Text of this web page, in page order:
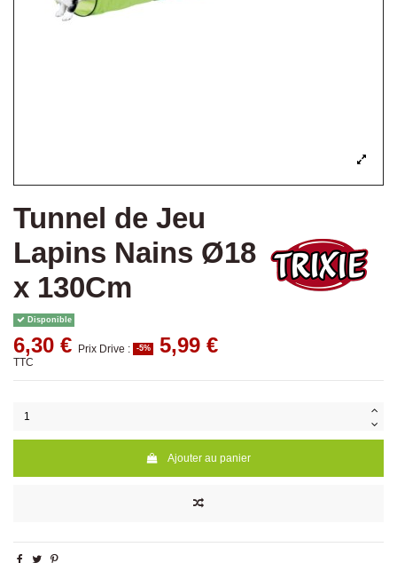
Tunnel de Jeu
Lapins Nains Ø18
x 130Cm
Disponible
6,30 € Prix Drive : -5% 5,99 €
TTC
Ajouter au panier